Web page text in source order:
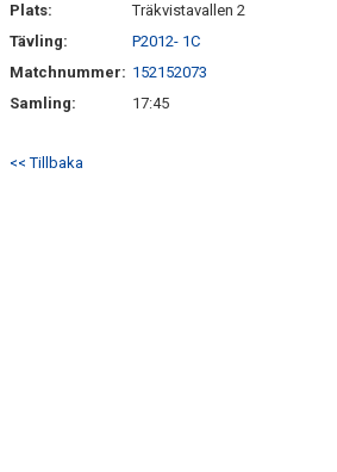
Plats:
Träkvistavallen 2
Tävling:
P2012- 1C
Matchnummer: 152152073
Samling:
17:45
<< Tillbaka